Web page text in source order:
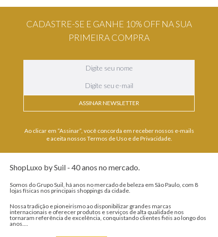
CADASTRE-SE E GANHE 10% OFF NA SUA
PRIMEIRA COMPRA
ASSINAR NEWSLETTER
Ao clicar em “Assinar”, você concorda em receber nossos e-mails
e aceita nossos Termos de Uso e de Privacidade.
ShopLuxo by Suil - 40 anos no mercado.
Somos do Grupo Suil, há anos no mercado de beleza em São Paulo, com 8
lojas físicas nos principais shoppings da cidade.
Nossa tradição e pioneirismo ao disponibilizar grandes marcas
internacionais e oferecer produtos e serviços de alta qualidade nos
tornaram referência de excelência, conquistando clientes fiéis ao longo dos
anos....